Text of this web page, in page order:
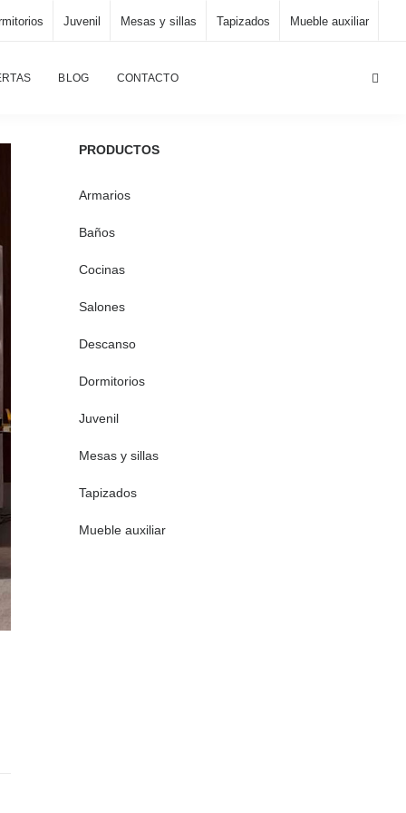
Juvenil Mesas y sillas Tapizados Mueble auxiliar
BLOG CONTACTO
PRODUCTOS
Armarios
Baños
Cocinas
Salones
Descanso
Dormitorios
Juvenil
Mesas y sillas
Tapizados
Mueble auxiliar